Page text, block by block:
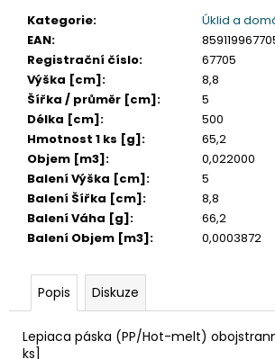
Kategorie:
Úklid a
EAN:
Registrační číslo:
67705
Výška [cm]:
8,8
Šířka / průměr [cm]:
5
Délka [cm]:
500
Hmotnost 1 ks [g]:
65,2
Objem [m3]:
0,022000
Balení Výška [cm]:
5
Balení Šířka [cm]:
8,8
Balení Váha [g]:
66,2
Balení Objem [m3]: 0,0003872
Popis Diskuze
Lepiaca páska (PP/Hot-melt)
ks]
e
m
e
TABULE
BÍLÁ
MAGNETICKÁ
25
35
CM
POPISOVAČ
MAGNETKY
Kč